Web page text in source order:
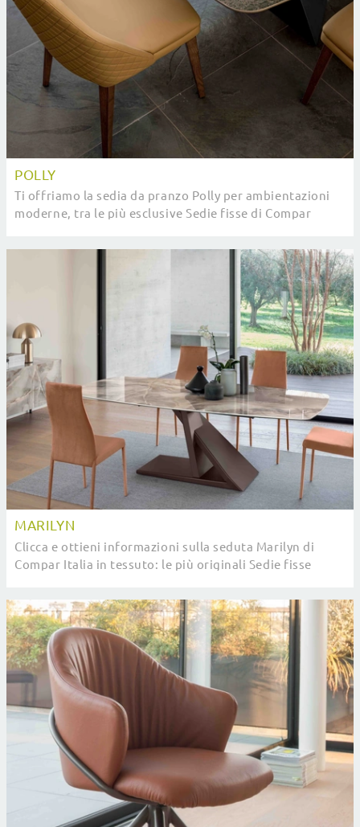
POLLY
Ti offriamo la sedia da pranzo Polly per ambientazioni
moderne, tra le più esclusive Sedie fisse di Compar
MARILYN
Clicca e ottieni informazioni sulla seduta Marilyn di
Compar Italia in tessuto: le più originali Sedie fisse